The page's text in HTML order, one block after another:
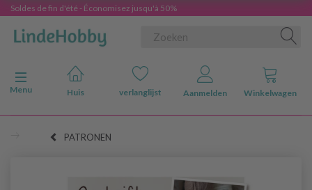
Soldes de fin d'été - Économisez jusqu'à 50%
Navigatie in-/uitschakelen
Menu
Huis verlanglijst Aanmelden Winkelwagen
PATRONEN